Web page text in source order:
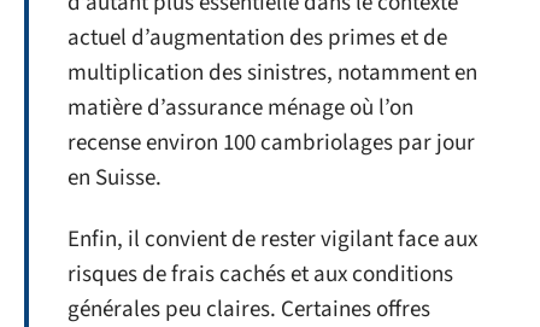
actuel d’augmentation des primes et de
multiplication des sinistres, notamment en
matière d’assurance ménage où l’on
recense environ 100 cambriolages par jour
en Suisse.
Enfin, il convient de rester vigilant face aux
risques de frais cachés et aux conditions
générales peu claires. Certaines offres